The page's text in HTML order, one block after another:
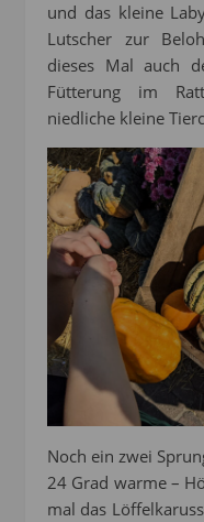
und das kleine
Lutscher zur
dieses Mal auch
Fütterung im
niedliche kleine
Noch ein zwei
24 Grad warme –
mal das